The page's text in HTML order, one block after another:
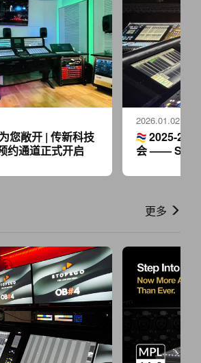
您敞开 | 传新科技
约通道正式开启
2026.01.02
2025-
会 —— SSL
更多